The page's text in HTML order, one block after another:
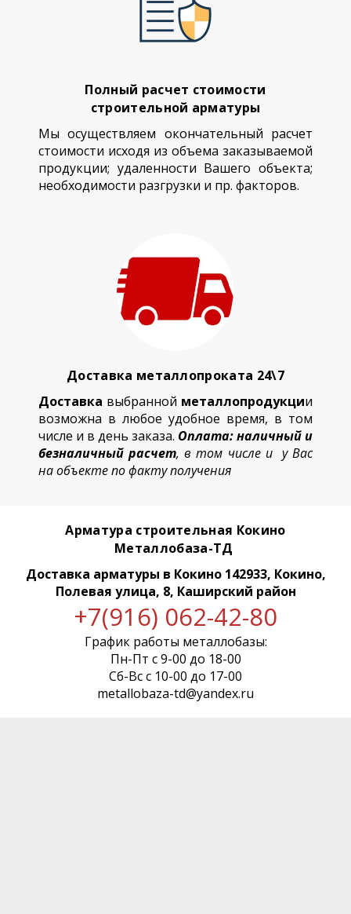
Полный расчет стоимости
строительной арматуры
Мы осуществляем окончательный расчет
стоимости исходя из объема заказываемой
продукции; удаленности Вашего объекта;
необходимости разгрузки и пр. факторов.
Доставка металлопроката 24\7
Доставка выбранной металлопродукции
возможна в любое удобное время, в том
числе и в день заказа. Оплата: наличный и
безналичный расчет, в том числе и у Вас
на объекте по факту получения
Арматура строительная Кокино
Металлобаза-ТД
Доставка арматуры в Кокино 142933, Кокино,
Полевая улица, 8, Каширский район
+7(916) 062-42-80
График работы металлобазы:
Пн-Пт с 9-00 до 18-00
Сб-Вс с 10-00 до 17-00
metallobaza-td@yandex.ru